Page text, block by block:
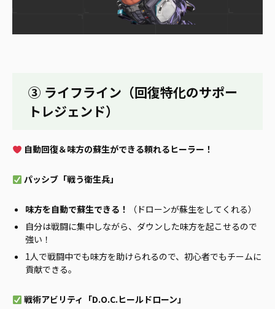
③ ライフライン（回復特化のサポー
トレジェンド）
自動回復＆味方の蘇生ができる頼れるヒーラー！
パッシブ「戦う衛生兵」
味方を自動で蘇生できる！
（ドローンが蘇生をしてくれる）
自分は戦闘に集中しながら、ダウンした味方を起こせるので
強い！
1人で戦闘中でも味方を助けられるので、初心者でもチームに
貢献できる。
戦術アビリティ「D.O.C.ヒールドローン」